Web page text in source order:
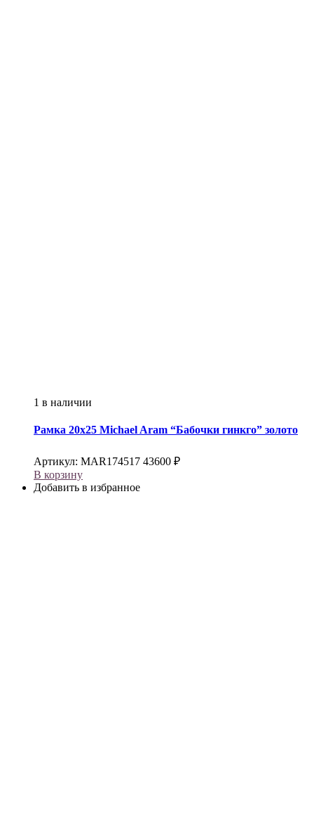
1 в наличии
Рамка 20х25 Michael Aram “Бабочки гинкго” золото
Артикул: MAR174517 43600 ₽
В корзину
Добавить в избранное